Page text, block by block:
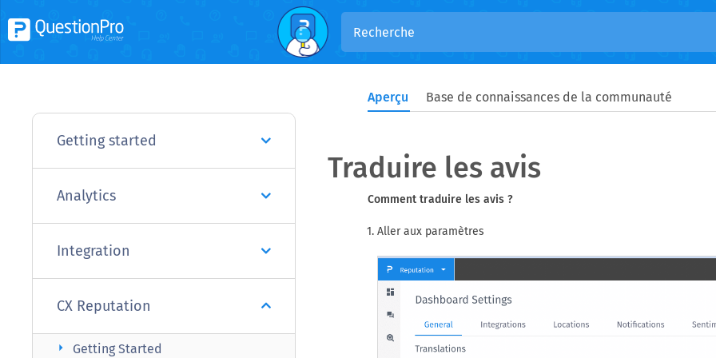
Aperçu Base de connaissances de la communauté
Getting started
Analytics
Integration
CX Reputation
Getting Started
arrow_right
Traduire les avis
Comment traduire les avis ?
Aller aux paramètres